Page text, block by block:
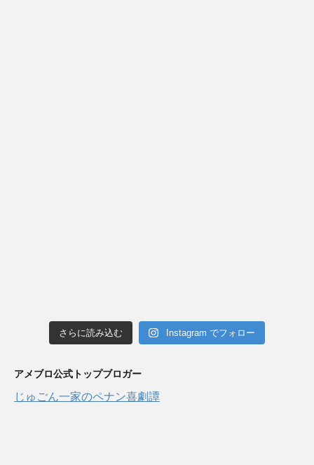
さらに読み込む Instagram でフォロー
アメブロ公式トップブロガー
じゅごん一家のペナン喜劇譚